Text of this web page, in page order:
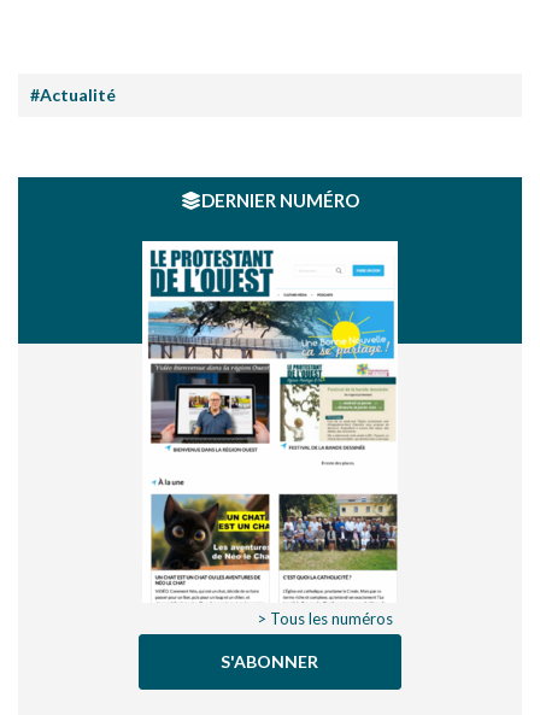
#Actualité
DERNIER NUMÉRO
> Tous les numéros
S'ABONNER